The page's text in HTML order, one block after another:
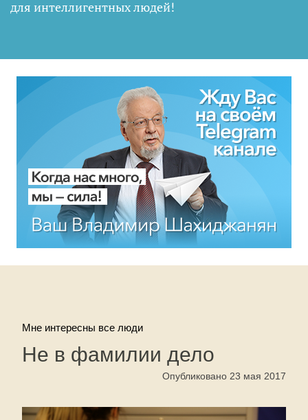
для интеллигентных людей!
Мне интересны все люди
Не в фамилии дело
Опубликовано 23 мая 2017